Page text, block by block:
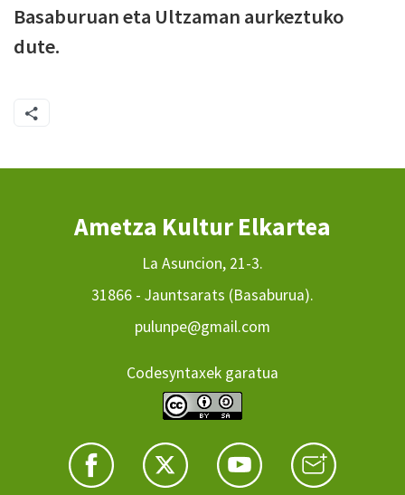
Basaburuan eta Ultzaman aurkeztuko
dute.
Ametza Kultur Elkartea
La Asuncion, 21-3.
31866 - Jauntsarats (Basaburua).
pulunpe@gmail.com
Codesyntaxek garatua